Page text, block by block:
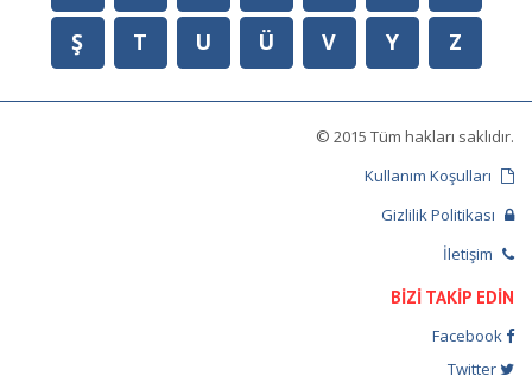
Ş
T U Ü V Y Z
© 2015 Tüm hakları saklıdır.
Kullanım Koşulları
Gizlilik Politikası
İletişim
BİZİ TAKİP EDİN
Facebook
Twitter